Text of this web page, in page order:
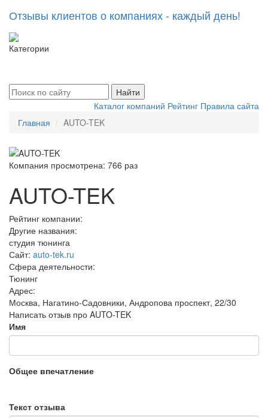
Отзывы клиентов о компаниях - каждый день!
Категории
Найти
Каталог компаний Рейтинг Правила сайта
Главная
AUTO-TEK
Компания просмотрена: 766 раз
AUTO-TEK
Рейтинг компании:
Другие названия:
студия тюнинга
Сайт: auto-tek.ru
Сфера деятельности:
Тюнинг
Адрес:
Москва, Нагатино-Садовники, Андропова проспект, 22/30
Написать отзыв про AUTO-TEK
Имя
Общее впечатление
Текст отзыва